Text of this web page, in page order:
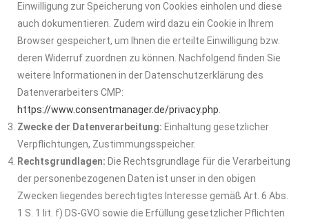
Einwilligung zur Speicherung von Cookies einholen und diese
auch dokumentieren. Zudem wird dazu ein Cookie in Ihrem
Browser gespeichert, um Ihnen die erteilte Einwilligung bzw.
deren Widerruf zuordnen zu können. Nachfolgend finden Sie
weitere Informationen in der Datenschutzerklärung des
Datenverarbeiters CMP:
https://www.consentmanager.de/privacy.php
Zwecke der Datenverarbeitung: Einhaltung gesetzlicher
Verpflichtungen, Zustimmungsspeicher.
Rechtsgrundlagen: Die Rechtsgrundlage für die Verarbeitung
der personenbezogenen Daten ist unser in den obigen
Zwecken liegendes berechtigtes Interesse gemäß Art. 6 Abs.
1 S. 1 lit. f) DS-GVO sowie die Erfüllung gesetzlicher Pflichten